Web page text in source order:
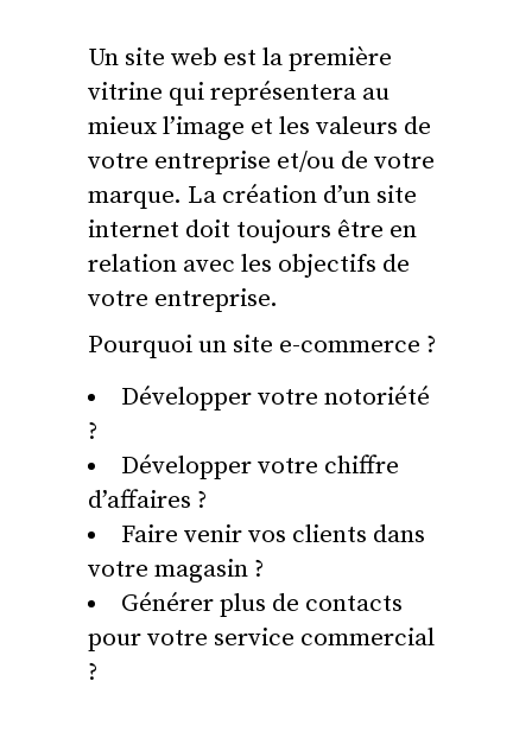
Un site web est la première
vitrine qui représentera au
mieux l’image et les valeurs de
votre entreprise et/ou de votre
marque. La création d’un site
internet doit toujours être en
relation avec les objectifs de
votre entreprise.
Pourquoi un site e-commerce ?
Développer votre notoriété
?
Développer votre chiffre
d’affaires ?
Faire venir vos clients dans
votre magasin ?
Générer plus de contacts
pour votre service commercial
?